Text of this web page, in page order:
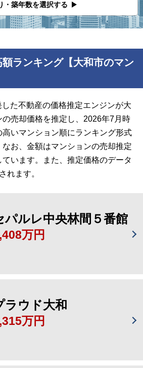
・築年数を選択する
ランキング【大和市のマン
た不動産の価格推定エンジンが大
売却価格を推定し、2026年7月時
いマンション順にランキング形式
お、金額はマンションの売却推定
います。また、推定価格のデータ
れます。
パルレ中央林間５番館
万円
ラウド大和
万円